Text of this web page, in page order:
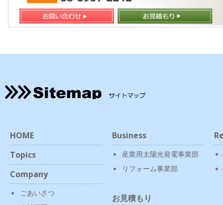
HOME
Topics
Company
ごあいさつ
Business
産業用太陽光発電事業部
リフォーム事業部
お見積もり